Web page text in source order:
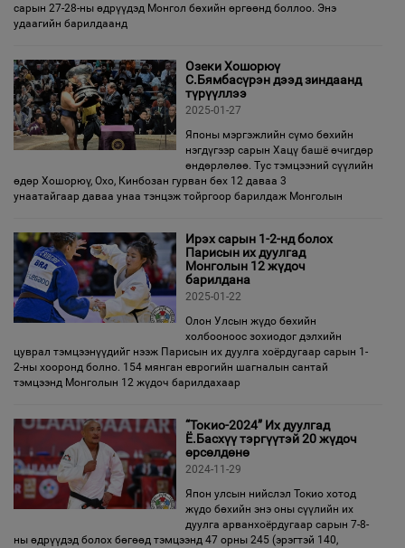
сарын 27-28-ны өдрүүдэд Монгол бөхийн өргөөнд боллоо. Энэ
удаагийн барилдаанд
Озеки Хошорюү
С.Бямбасүрэн дээд зиндаанд
түрүүллээ
2025-01-27
Японы мэргэжлийн сүмо бөхийн
нэгдүгээр сарын Хацү башё өчигдөр
өндөрлөлөө. Тус тэмцээний сүүлийн
өдөр Хошорюү, Охо, Кинбозан гурван бөх 12 даваа 3
унаатайгаар даваа унаа тэнцэж тойргоор барилдаж Монголын
Ирэх сарын 1-2-нд болох
Парисын их дуулгад
Монголын 12 жүдоч
барилдана
2025-01-22
Олон Улсын жүдо бөхийн
холбооноос зохиодог дэлхийн
цуврал тэмцээнүүдийг нээж Парисын их дуулга хоёрдугаар сарын 1-
2-ны хооронд болно. 154 мянган еврогийн шагналын сантай
тэмцээнд Монголын 12 жүдоч барилдахаар
“Токио-2024” Их дуулгад
Ё.Басхүү тэргүүтэй 20 жүдоч
өрсөлдөнө
2024-11-29
Япон улсын нийслэл Токио хотод
жүдо бөхийн энэ оны сүүлийн их
дуулга арванхоёрдугаар сарын 7-8-
ны өдрүүдэд болох бөгөөд тэмцээнд 47 орны 245 (эрэгтэй 140,